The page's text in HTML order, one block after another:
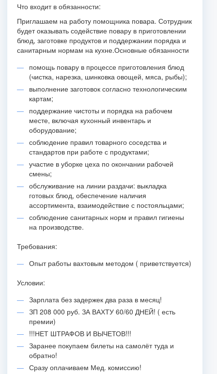
Что входит в обязанности:
Приглашаем на работу помощника повара. Сотрудник
будет оказывать содействие повару в приготовлении
блюд, заготовке продуктов и поддержании порядка и
санитарным нормам на кухне.Основные обязанности
помощь повару в процессе приготовления блюд
(чистка, нарезка, шинковка овощей, мяса, рыбы);
выполнение заготовок согласно технологическим
картам;
поддержание чистоты и порядка на рабочем
месте, включая кухонный инвентарь и
оборудование;
соблюдение правил товарного соседства и
стандартов при работе с продуктами;
участие в уборке цеха по окончании рабочей
смены;
обслуживание на линии раздачи: выкладка
готовых блюд, обеспечение наличия
ассортимента, взаимодействие с постояльцами;
соблюдение санитарных норм и правил гигиены
на производстве.
Требования:
Опыт работы вахтовым методом ( приветствуется)
Условии:
Зарплата без задержек два раза в месяц!
ЗП 208 000 руб. ЗА ВАХТУ 60/60 ДНЕЙ! ( есть
премии)
!!!НЕТ ШТРАФОВ И ВЫЧЕТОВ!!!
Заранее покупаем билеты на самолёт туда и
обратно!
Сразу оплачиваем Мед. комиссию!